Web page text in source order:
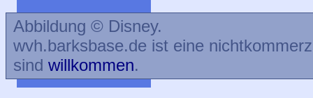
Abbildung © Disney.
wvh.barksbase.de ist eine
sind willkommen.